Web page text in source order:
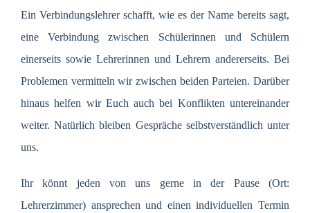
Ein Verbindungslehrer schafft, wie es der Name bereits sagt,
eine Verbindung zwischen Schülerinnen und Schülern
einerseits sowie Lehrerinnen und Lehrern andererseits. Bei
Problemen vermitteln wir zwischen beiden Parteien. Darüber
hinaus helfen wir Euch auch bei Konflikten untereinander
weiter. Natürlich bleiben Gespräche selbstverständlich unter
uns.
Ihr könnt jeden von uns gerne in der Pause (Ort:
Lehrerzimmer) ansprechen und einen individuellen Termin